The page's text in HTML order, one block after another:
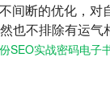
间断的优化，
也不排除有运
实战密码电子书